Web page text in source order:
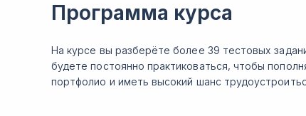
Программа курса
На курсе вы разберёте более 39 тестовых
будете постоянно практиковаться, чтобы
портфолио и иметь высокий шанс